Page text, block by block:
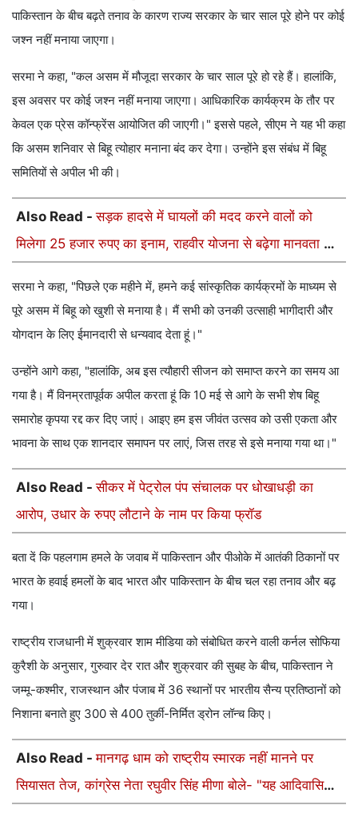
पाकिस्तान के बीच बढ़ते तनाव के कारण राज्य सरकार के चार साल पूरे होने पर कोई
जश्न नहीं मनाया जाएगा।
सरमा ने कहा, "कल असम में मौजूदा सरकार के चार साल पूरे हो रहे हैं। हालांकि,
इस अवसर पर कोई जश्न नहीं मनाया जाएगा। आधिकारिक कार्यक्रम के तौर पर
केवल एक प्रेस कॉन्फ्रेंस आयोजित की जाएगी।" इससे पहले, सीएम ने यह भी कहा
कि असम शनिवार से बिहू त्योहार मनाना बंद कर देगा। उन्होंने इस संबंध में बिहू
समितियों से अपील भी की।
Also Read -सड़क हादसे में घायलों की मदद करने वालों को
मिलेगा 25 हजार रुपए का इनाम, राहवीर योजना से बढ़ेगा मानवता का
सरमा ने कहा, "पिछले एक महीने में, हमने कई सांस्कृतिक कार्यक्रमों के माध्यम से
पूरे असम में बिहू को खुशी से मनाया है। मैं सभी को उनकी उत्साही भागीदारी और
योगदान के लिए ईमानदारी से धन्यवाद देता हूं।"
उन्होंने आगे कहा, "हालांकि, अब इस त्यौहारी सीजन को समाप्त करने का समय आ
गया है। मैं विनम्रतापूर्वक अपील करता हूं कि 10 मई से आगे के सभी शेष बिहू
समारोह कृपया रद्द कर दिए जाएं। आइए हम इस जीवंत उत्सव को उसी एकता और
भावना के साथ एक शानदार समापन पर लाएं, जिस तरह से इसे मनाया गया था।"
Also Read -सीकर में पेट्रोल पंप संचालक पर धोखाधड़ी का
आरोप, उधार के रुपए लौटाने के नाम पर किया फ्रॉड
बता दें कि पहलगाम हमले के जवाब में पाकिस्तान और पीओके में आतंकी ठिकानों पर
भारत के हवाई हमलों के बाद भारत और पाकिस्तान के बीच चल रहा तनाव और बढ़
गया।
राष्ट्रीय राजधानी में शुक्रवार शाम मीडिया को संबोधित करने वाली कर्नल सोफिया
कुरैशी के अनुसार, गुरुवार देर रात और शुक्रवार की सुबह के बीच, पाकिस्तान ने
जम्मू-कश्मीर, राजस्थान और पंजाब में 36 स्थानों पर भारतीय सैन्य प्रतिष्ठानों को
निशाना बनाते हुए 300 से 400 तुर्की-निर्मित ड्रोन लॉन्च किए।
Also Read -मानगढ़ धाम को राष्ट्रीय स्मारक नहीं मानने पर
सियासत तेज, कांग्रेस नेता रघुवीर सिंह मीणा बोले- "यह आदिवासियों